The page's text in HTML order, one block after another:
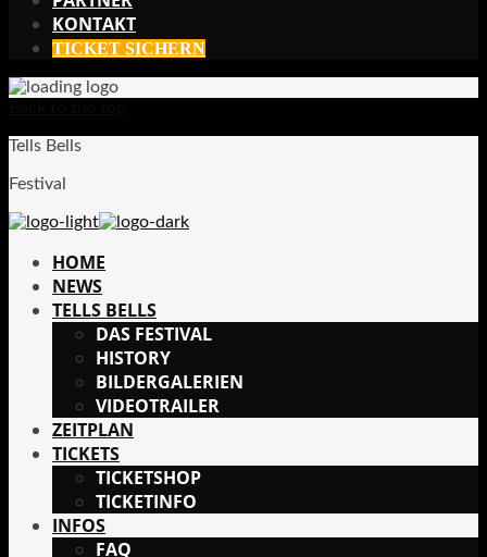
KONTAKT
TICKET SICHERN
Tells Bells
Festival
HOME
NEWS
TELLS BELLS
DAS FESTIVAL
HISTORY
BILDERGALERIEN
VIDEOTRAILER
ZEITPLAN
TICKETS
TICKETSHOP
TICKETINFO
INFOS
FAQ